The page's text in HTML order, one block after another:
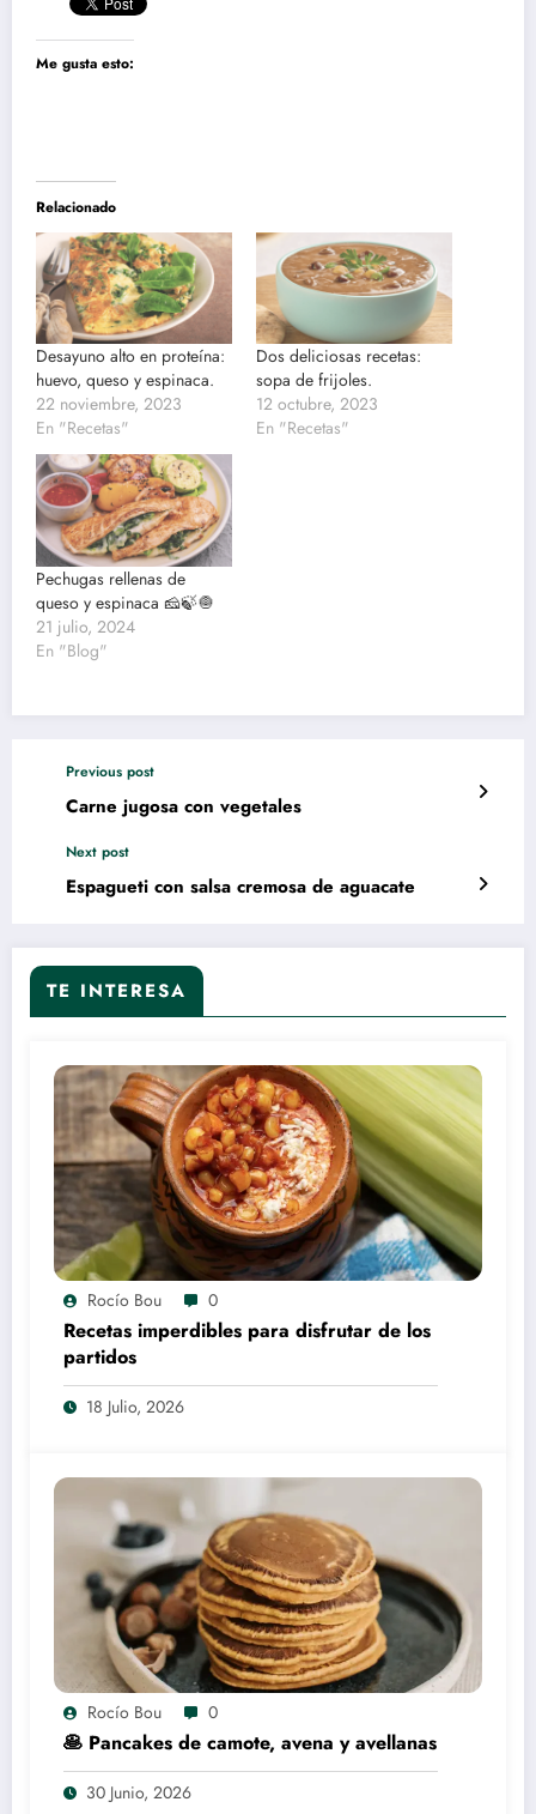
Me gusta esto:
Relacionado
Desayuno alto en proteína:
huevo, queso y espinaca.
22 noviembre, 2023
En "Recetas"
Dos deliciosas recetas:
sopa de frijoles.
12 octubre, 2023
En "Recetas"
Pechugas rellenas de
queso y espinaca 🧀🍃🧅
21 julio, 2024
En "Blog"
Previous post
Carne jugosa con vegetales
Next post
Espagueti con salsa cremosa de aguacate
TE INTERESA
Rocío Bou 0
Recetas imperdibles para disfrutar de los
partidos
18 Julio, 2026
Rocío Bou 0
🥞 Pancakes de camote, avena y avellanas
30 Junio, 2026